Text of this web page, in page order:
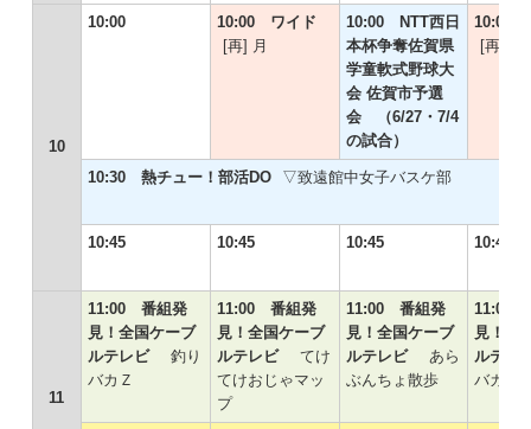
10
10:00
10:00 ワイド
[再] 月
10:00 NTT西日
本杯争奪佐賀県
学童軟式野球大
会 佐賀市予選
会 （6/27・7/4
の試合）
10:00
[再] 水
10:30 熱チュー！部活DO ▽致遠館中女子バスケ部
10:45 10:45 10:45 10:45
11
11:00 番組発
見！全国ケーブ
ルテレビ
釣り
バカＺ
11:00 番組発
見！全国ケーブ
ルテレビ
てけ
てけおじゃマッ
プ
11:00 番組発
見！全国ケーブ
ルテレビ
あら
ぶんちょ散歩
11:00
見！全
ルテ
バカＺ